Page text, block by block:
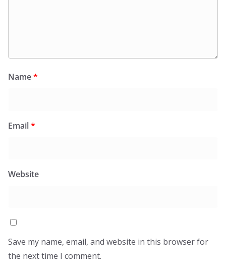
Name*
Email*
Website
Save my name, email, and website in this browser for
the next time I comment.